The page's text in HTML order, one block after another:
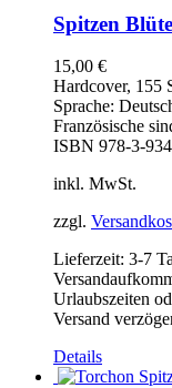
Spitzen
15,00 €
Hardcover, 155
Sprache:
Französische
ISBN 978-3-
inkl. MwSt.
zzgl.
Lieferzeit: 3-7
Urlaubszeiten
Versand
Details